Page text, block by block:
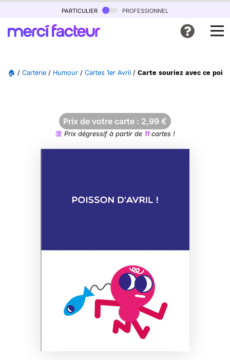
particulier professionnel
🏠 / Carterie / Humour / Cartes 1er Avril / Carte souriez avec ce
Prix de votre carte : 2,99 €
Prix dégressif à partir de 11cartes !